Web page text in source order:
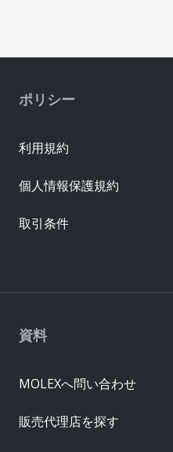
資料
MOLEXへ問い合わせ
販売代理店を探す
ポリシー
利用規約
個人情報保護規約
取引条件